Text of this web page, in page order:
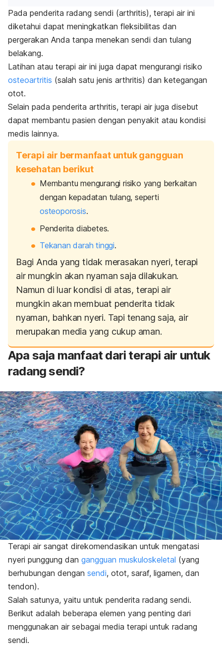
Pada penderita radang sendi (arthritis), terapi air ini
diketahui dapat meningkatkan fleksibilitas dan
pergerakan Anda tanpa menekan sendi dan tulang
belakang.
Latihan atau terapi air ini juga dapat mengurangi risiko
osteoartritis (salah satu jenis arthritis) dan ketegangan
otot.
Selain pada penderita arthritis, terapi air juga disebut
dapat membantu pasien dengan penyakit atau kondisi
medis lainnya.
Terapi air bermanfaat untuk gangguan
kesehatan berikut
Membantu mengurangi risiko yang berkaitan
dengan kepadatan tulang, seperti
osteoporosis.
Penderita diabetes.
Tekanan darah tinggi.
Bagi Anda yang tidak merasakan nyeri, terapi
air mungkin akan nyaman saja dilakukan.
Namun di luar kondisi di atas, terapi air
mungkin akan membuat penderita tidak
nyaman, bahkan nyeri. Tapi tenang saja, air
merupakan media yang cukup aman.
Apa saja manfaat dari terapi air untuk
radang sendi?
Terapi air sangat direkomendasikan untuk mengatasi
nyeri punggung dan gangguan muskuloskeletal (yang
berhubungan dengan sendi, otot, saraf, ligamen, dan
tendon).
Salah satunya, yaitu untuk penderita radang sendi.
Berikut adalah beberapa elemen yang penting dari
menggunakan air sebagai media terapi untuk radang
sendi.